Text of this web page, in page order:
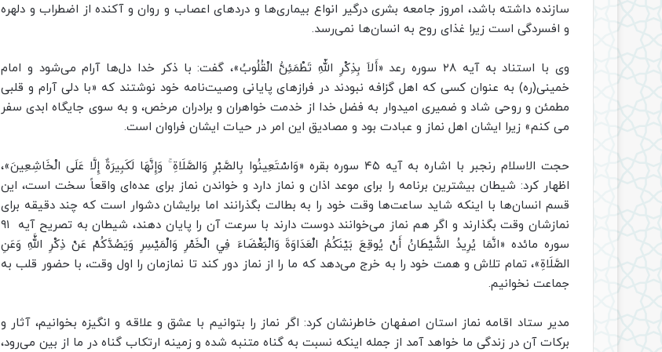
سازنده داشته باشد، امروز جامعه بشری درگیر انواع بیماری‌ها و دردهای اعصاب و روان و آکنده از اضطراب و دلهره
و افسردگی است زیرا غذای روح به انسان‌ها نمی‌رسد.
وی با استناد به آیه ۲۸ سوره رعد «أَلاَ بِذِکْرِ اللّهِ تَطْمَئِنُّ الْقُلُوبُ»، گفت: با ذکر خدا دل‌ها آرام می‌شود و امام
خمینی(ره) به عنوان کسی که اهل گزافه نبودند در فرازهای پایانی وصیت‌نامه خود نوشتند که «با دلی آرام و قلبی
مطمئن و روحی شاد و ضمیری‏‎ ‎‏امیدوار به فضل خدا از خدمت خواهران و برادران‏‎ ‎‏مرخص، و به سوی جایگاه ابدی سفر
می کنم» زیرا ایشان اهل نماز و عبادت بود و مصادیق این امر در حیات ایشان فراوان است.
حجت الاسلام رنجبر با اشاره به آیه ۴۵ سوره بقره «وَاسْتَعِينُوا بِالصَّبْرِ وَالصَّلَاةِ ۚ وَإِنَّهَا لَكَبِيرَةٌ إِلَّا عَلَى الْخَاشِعِينَ»،
اظهار کرد: شیطان بیشترین برنامه را برای موعد اذان و نماز دارد و خواندن نماز برای عده‌ای واقعاً سخت است، این
قسم انسان‌ها با اینکه شاید ساعت‌ها وقت خود را به بطالت بگذرانند اما برایشان دشوار است که چند دقیقه برای
نمازشان وقت بگذارند و اگر هم نماز می‌خوانند دوست دارند با سرعت آن را پایان دهند، شیطان به تصریح آیه ۹۱
سوره مائده «انَّمَا يُرِيدُ الشَّيْطَانُ أَنْ يُوقِعَ بَيْنَكُمُ الْعَدَاوَةَ وَالْبَغْضَاءَ فِي الْخَمْرِ وَالْمَيْسِرِ وَيَصُدَّكُمْ عَنْ ذِكْرِ اللَّهِ وَعَنِ
الصَّلَاةِ»، تمام تلاش و همت خود را به خرج می‌دهد که ما را از نماز دور کند تا نمازمان را اول وقت، با حضور قلب به
جماعت نخوانیم.
مدیر ستاد اقامه نماز استان اصفهان خاطرنشان کرد: اگر نماز را بتوانیم با عشق و علاقه و انگیزه بخوانیم، آثار و
برکات آن در زندگی ما خواهد آمد از جمله اینکه نسبت به گناه متنبه شده و زمینه ارتکاب گناه در ما از بین می‌رود،